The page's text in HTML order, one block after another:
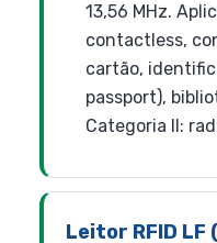
13,56 MHz.
contactless,
cartão,
passport),
Categoria II:
Leitor RFID LF